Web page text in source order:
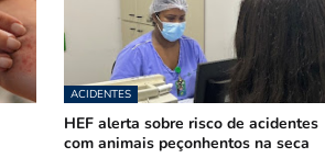
ACIDENTES
HEF alerta sobre risco de acidentes
com animais peçonhentos na seca